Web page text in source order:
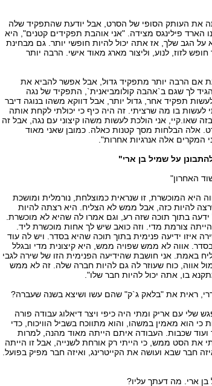
את העותק הסופי של הסרט, אבל יודעת שהתפקיד שלה
הארד פילינגס מצידה. "אני אוהבת תפקידים קטנים", היא
הגב שלך, אז אתה יכול להיות חופשי יותר. גם מבחינת
לזוז, לנוע, וליצור מארג מאוד אישי. הרבה יותר
אם הרבה יותר מתפקיד גדול, אבל אפשר להביא את
לך שגם ב`אהבה קולומביאנית`, התפקיד של נגה
תפקיד אחר, גדול יותר, אבל דווקא משהו בנוגה דיבר
לעשות בו מה שרציתי. זה היה כיף כי יכולתי לקחת אותה
שאו.קיי, אני הולכת לעשות משהו קיצוני עם נגה, אבל זה
אלה הבלחות מסך קטנות כאלה. כמובן שאני מאוד
המקרים אלה אנרגיות אחרות".
על שמיל בן ארי"
האחרון"
היא המוכשרת, זו שנראית כמוצלחת, נורמלית ומושכת
להיות כזה, אבל ממש לא הצליח. היא רצתה להיות
ידעה בתוך תוכה שזה רע, וגם אמרו לה שהיא לא מוכשרת.
צורמת מדי. וזה כואב שיש לך אחות מוכשרת ליד.
איזו ידיעה פנימית בתוך תוכה שהיא בסדר. ויש לה עוד
אווה לא ממש שפויה ממש, היא קיצונית מדי ובגלל
באמת. אני חושבת שהידיעה הפנימית הזו של שירה לגבי
אווה, כוח שעוזר לה גם להיות חברה שלה. זה לא ממש
בו, אתה יכול להיות חבר שלו".
ראית את "בלאק ג`ק" שהם עשו ושיצא בשנה שעברה?
עם אריק ומתי היה כיפי ויצר דיאלוג עבודה פורה
כי הוא מאמין במשהו, והוא מתווכח בשביל הוויכוח, כדי
ועוד שכבות. העבודה איתם הייתה מאוד מהנה, למרות
את הסט ממש, כי הייתי רק אורחת לשנייה, אבל זו הייתה
חבר שבא ועושה את הקייטרינג, ואיזה חבר מפיק בפועל.
ארי. מה דעתך עליו?